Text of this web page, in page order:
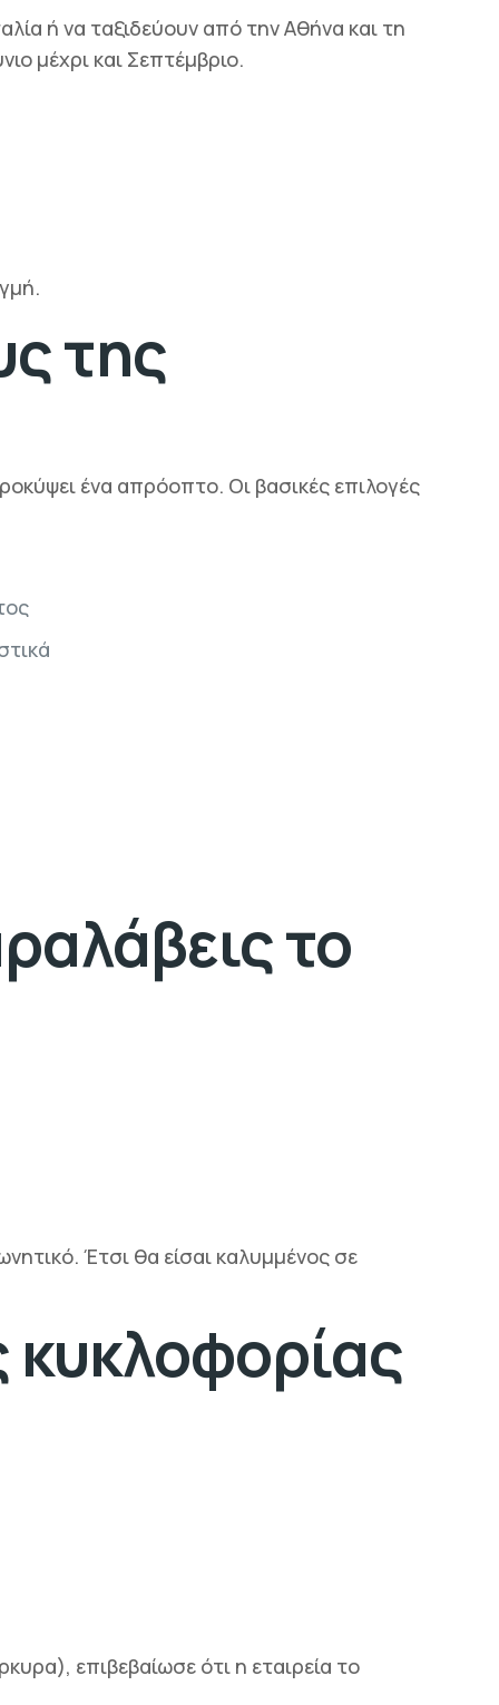
ή να ταξιδεύουν από την Αθήνα και τη
μέχρι και Σεπτέμβριο.
της
ένα απρόοπτο. Οι βασικές επιλογές
το
Έτσι θα είσαι καλυμμένος σε
κυκλοφορίας
επιβεβαίωσε ότι η εταιρεία το